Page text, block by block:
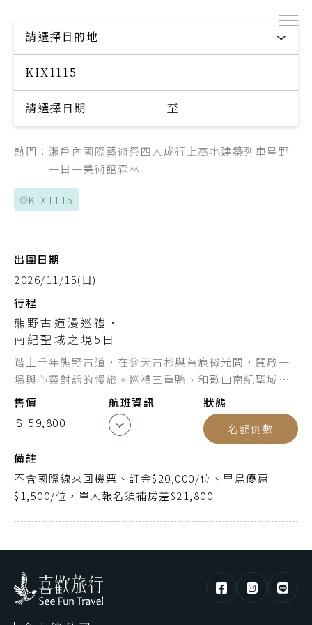
探索專屬您的旅程
Explore your trip
請選擇目的地
請選擇日期 至
熱門： 瀨戶內國際藝術祭四人成行 上高地建築列車星野
一日一美術館森林
KIX1115
出團日期
2026/11/15(日)
行程
熊野古道漫巡禮．
南紀聖域之境5日
踏上千年熊野古道，在參天古杉與苔痕微光間，開啟一
場與心靈對話的慢旅。巡禮三重縣、和歌山南紀聖域，
感受神靈棲宿的靜謐底蘊。
售價
＄ 59,800
航班資訊
狀態
名額倒數
備註
不含國際線來回機票、訂金$20,000/位、早鳥優惠
$1,500/位，單人報名須補房差$21,800
航班日
起點 桃園機場
航空公司 中華航空
航班編號
抵達時間
起點 關西空港
迄點 桃園機場
航空公司 中華航空
航班編號 CI173
抵達時間 21:15